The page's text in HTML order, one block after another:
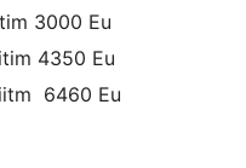
3000 Eu
4350 Eu
6460 Eu